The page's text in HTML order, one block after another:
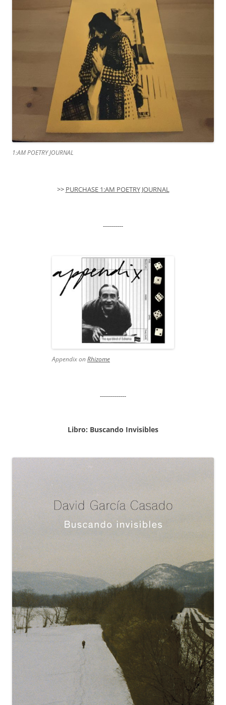
1:AM POETRY JOURNAL
>> PURCHASE 1:AM POETRY JOURNAL
----------
Appendix onRhizome
-------------
Libro: Buscando Invisibles